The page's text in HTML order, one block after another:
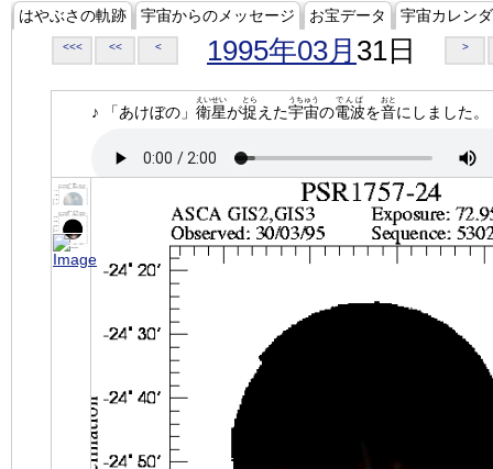
はやぶさの軌跡 宇宙からのメッセージ お宝データ 宇宙カレン
<<< << < 1995年03月 31日 >
♪ 「あけぼの」 衛星
えいせい
が捉
とら
えた宇宙
うちゅう
の電波
でんぱ
を音
おと
にしました。